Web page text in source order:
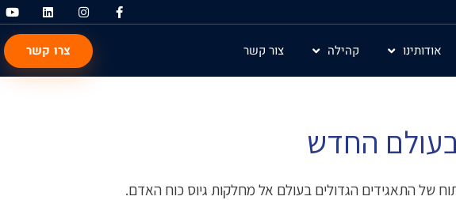
F
a
c
o
I
n
s
t
g
r
L
i
n
e
d
i
Y
o
u
t
b
e
אודותינו קהילה צור קשר צרו קשר
בעולם החדש
של התאגידים הגדולים בעולם אל מחלקות גיוס כוח האדם.